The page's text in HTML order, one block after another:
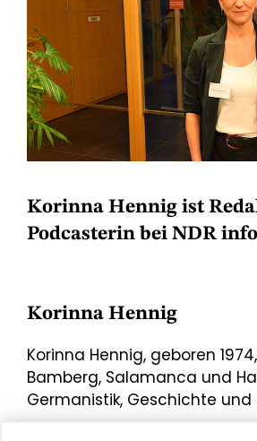
Korinna Hennig ist
Podcasterin bei NDR
Korinna Hennig
Korinna Hennig, geboren
Bamberg, Salamanca und
Germanistik, Geschichte und